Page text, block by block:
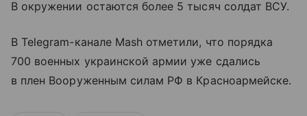
В окружении остаются более 5 тысяч солдат ВСУ.
В Telegram-канале Mash отметили, что порядка
700 военных украинской армии уже сдались
в плен Вооруженным силам РФ в Красноармейске.